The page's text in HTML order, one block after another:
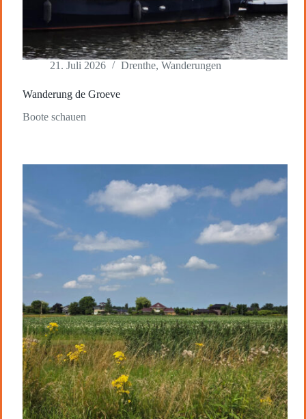
21. Juli 2026 Drenthe, Wanderungen
Wanderung de Groeve
Boote schauen